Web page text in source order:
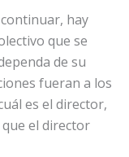
hay
que se
de su
fueran a los
es el director,
el director